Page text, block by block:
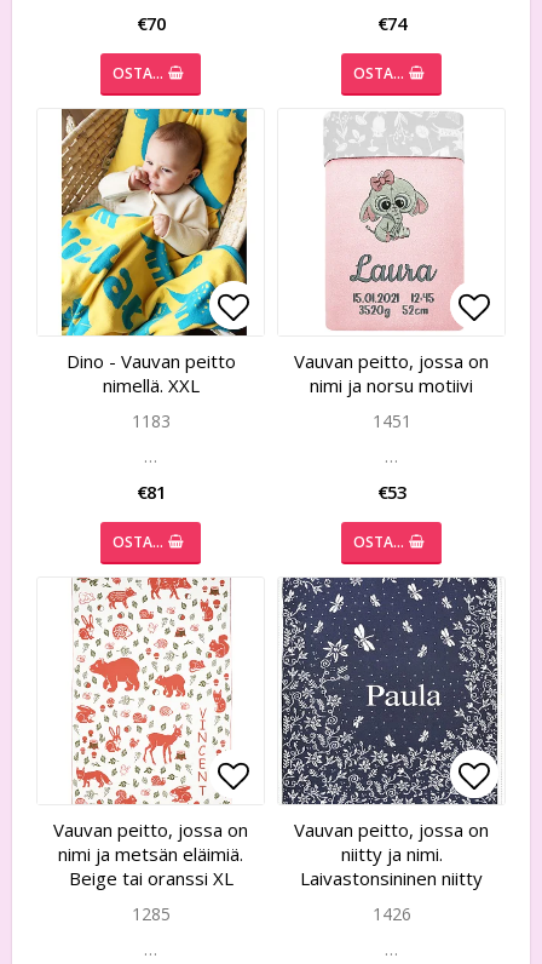
€70
OSTA…
€74
OSTA…
Add to list of favorites
Add to list of favorites
Dino - Vauvan peitto
nimellä. XXL
1183
…
€81
OSTA…
Add
Add
Vauvan peitto, jossa on
nimi ja norsu motiivi
1451
…
€53
OSTA…
Add to list of favorites
Add to list of favorites
Vauvan peitto, jossa on
nimi ja metsän eläimiä.
Beige tai oranssi XL
1285
…
Add
Add
Vauvan peitto, jossa on
niitty ja nimi.
Laivastonsininen niitty
1426
…